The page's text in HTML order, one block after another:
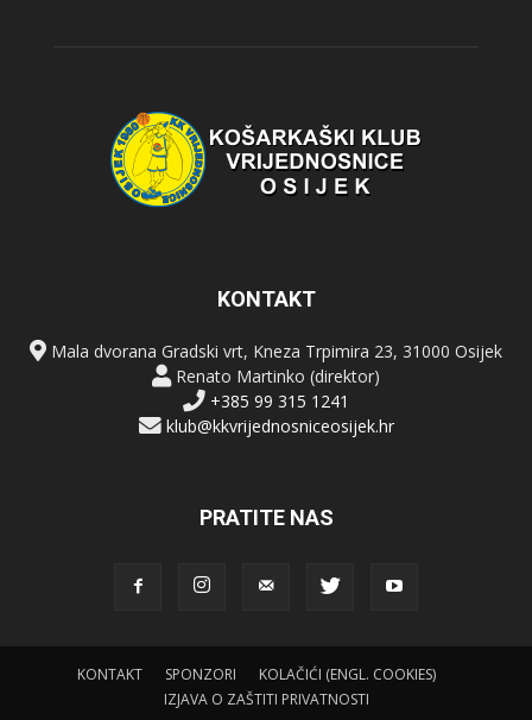
KONTAKT
Mala dvorana Gradski vrt, Kneza Trpimira 23, 31000 Osijek
Renato Martinko (direktor)
+385 99 315 1241
klub@kkvrijednosniceosijek.hr
PRATITE NAS
KONTAKT SPONZORI
KOLAČIĆI (ENGL. COOKIES)
IZJAVA O ZAŠTITI PRIVATNOSTI